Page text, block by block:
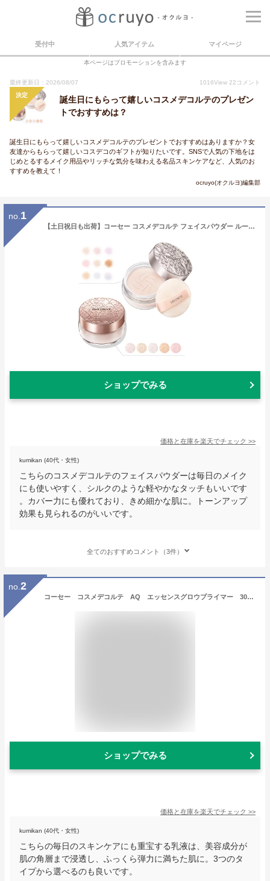
受付中 人気アイテム マイページ
本ページはプロモーションを含みます
最終更新日：2026/08/07 1016View 22 コメント
決定
誕生日にもらって嬉しいコスメデコルテのプレゼン
トでおすすめは？
誕生日にもらって嬉しいコスメデコルテのプレゼントでおすすめはありますか？女
友達からもらって嬉しいコスデコのギフトが知りたいです。SNSで人気の下地をは
じめとるするメイク用品やリッチな気分を味わえる名品スキンケアなど、人気のお
すすめを教えて！
ocruyo(オクルヨ)編集部
no. 1
【土日祝日も出荷】コーセー コスメデコルテ フェイスパウダー ルースパウダー 毛穴 COSME DECORTE KOSE
ショップでみる
価格と在庫を楽天でチェック >>
kumikan (40代・女性)
こちらのコスメデコルテのフェイスパウダーは毎日のメイク
にも使いやすく、シルクのような軽やかなタッチもいいです
。カバー力にも優れており、きめ細かな肌に。トーンアップ
効果も見られるのがいいです。
全てのおすすめコメント（3件）
no. 2
コーセー コスメデコルテ AQ エッセンスグロウプライマー 30mL
ショップでみる
価格と在庫を楽天でチェック >>
kumikan (40代・女性)
こちらの毎日のスキンケアにも重宝する乳液は、美容成分が
肌の角層まで浸透し、ふっくら弾力に満ちた肌に。3つのタ
イプから選べるのも良いです。